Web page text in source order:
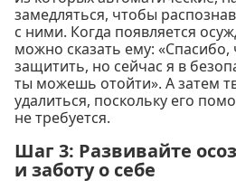
замедляться, чтобы
с ними. Когда появляется
можно сказать ему:
защитить, но сейчас я в
ты можешь отойти». А затем
удалиться, поскольку его
не требуется.
Шаг 3: Развивайте
и заботу о себе